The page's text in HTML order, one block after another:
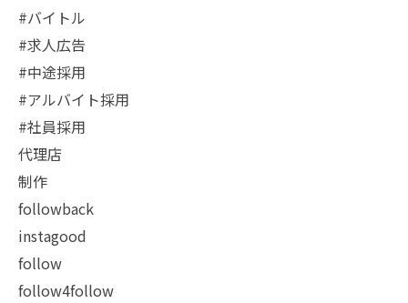
#バイトル
#求人広告
#中途採用
#アルバイト採用
#社員採用
代理店
制作
followback
instagood
follow
follow4follow